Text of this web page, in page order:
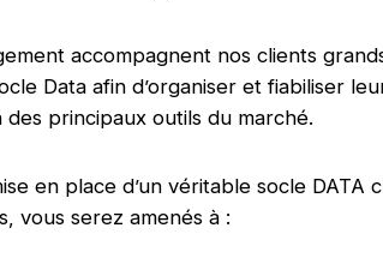
accompagnent nos clients
Data afin d’organiser et fiabiliser
des principaux outils du marché.
en place d’un véritable socle DATA
vous serez amenés à :